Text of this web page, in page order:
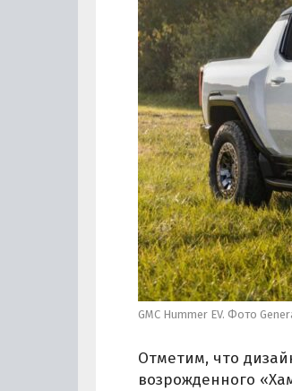
GMC Hummer EV. Фото
Отметим, что
возрожденного